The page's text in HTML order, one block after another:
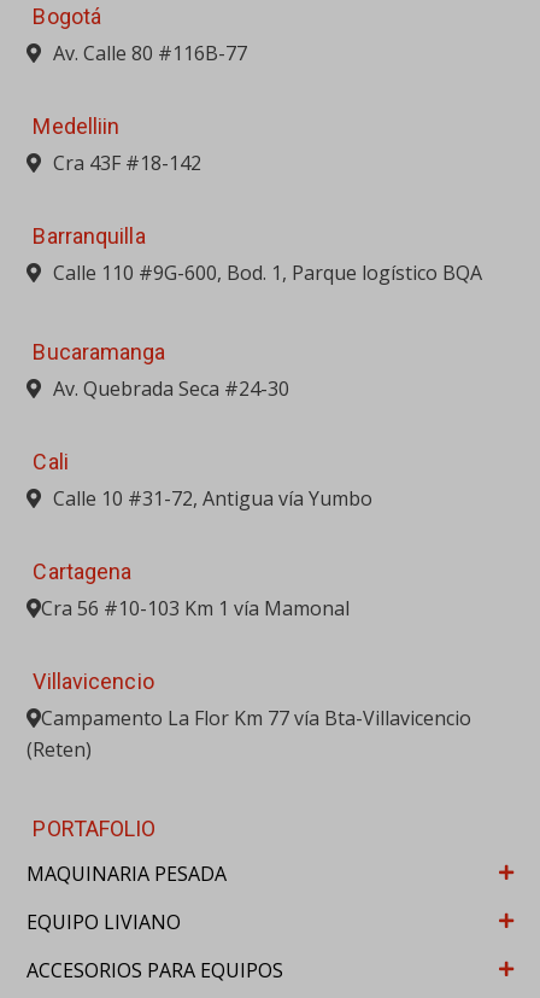
Bogotá
Av. Calle 80 #116B-77
Medelliin
Cra 43F #18-142
Barranquilla
Calle 110 #9G-600, Bod. 1, Parque logístico BQA
Bucaramanga
Av. Quebrada Seca #24-30
Cali
Calle 10 #31-72, Antigua vía Yumbo
Cartagena
Cra 56 #10-103 Km 1 vía Mamonal
Villavicencio
Campamento La Flor Km 77 vía Bta-Villavicencio
(Reten)
PORTAFOLIO
MAQUINARIA PESADA
EQUIPO LIVIANO
ACCESORIOS PARA EQUIPOS